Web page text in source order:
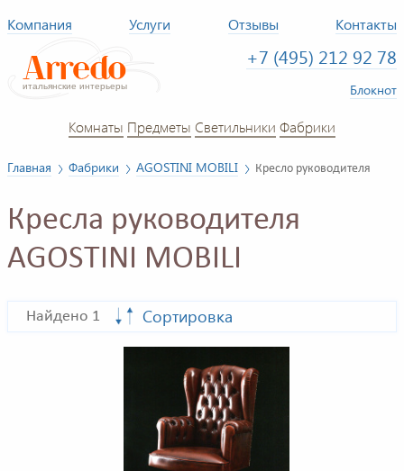
Компания Услуги Отзывы Контакты
+7 (495) 212 92 78
Блокнот
Комнаты Предметы Светильники Фабрики
Главная Фабрики AGOSTINI MOBILI Кресло руководителя
Кресла руководителя
AGOSTINI MOBILI
Найдено 1 Сортировка